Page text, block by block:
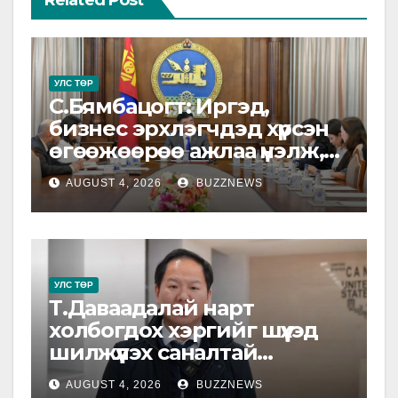
УЛС ТӨР
С.Бямбацогт: Иргэд,
бизнес эрхлэгчдэд хүрсэн
өгөөжөөрөө ажлаа үнэлж,
хэрэгжилтээ тайлагнадаг
байх ёстой
AUGUST 4, 2026 BUZZNEWS
УЛС ТӨР
Т.Даваадалай нарт
холбогдох хэргийг шүүхэд
шилжүүлэх саналтай
прокурорын байгууллагад
AUGUST 4, 2026 BUZZNEWS